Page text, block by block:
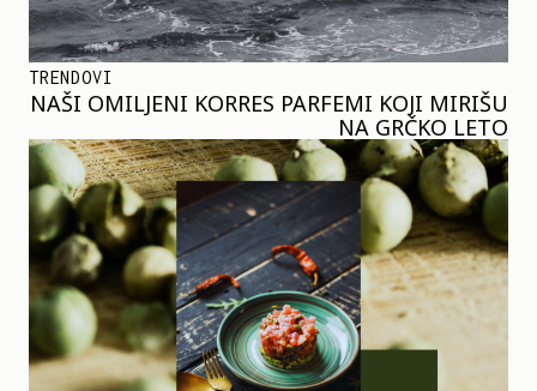
TRENDOVI
NAŠI OMILJENI KORRES PARFEMI KOJI MIRIŠU
NA GRČKO LETO